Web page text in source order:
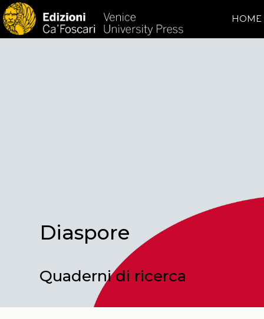
HOME
Diaspore
Quaderni di ricerca